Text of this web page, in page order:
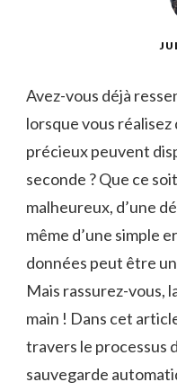
Avez-vous déjà
lorsque vous⁤
précieux peuvent
seconde ? Que ​ce
malheureux, d’une‌
⁣même d’une simple
données ⁣peut être
Mais rassurez-vous,
main ‍! Dans cet
travers le​ processus
sauvegarde